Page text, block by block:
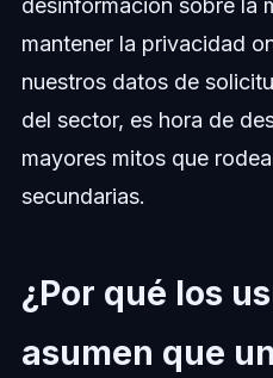
desinformación sobre la
mantener la privacidad
nuestros datos de
del sector, es hora de
mayores mitos que
secundarias.
¿Por qué los
asumen que